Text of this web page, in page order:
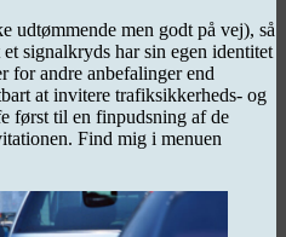
udtømmende men godt på vej), så
signalkryds har sin egen identitet
for andre anbefalinger end
at invitere trafiksikkerheds- og
først til en finpudsning af de
Find mig i menuen